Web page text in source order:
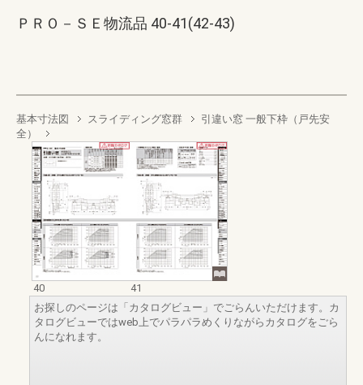
ＰＲＯ－ＳＥ物流品 40-41(42-43)
基本寸法図 スライディング窓群
引違い窓 一般下枠（戸先安
全）
40
41
お探しのページは「カタログビュー」でごらんいただけます。カ
タログビューではweb上でパラパラめくりながらカタログをごら
んになれます。